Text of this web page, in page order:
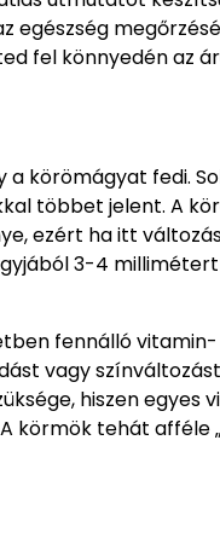
egészség
fel könnyedén az
körömágyat fedi.
többet jelent. A
ezért ha itt
3-4
fennálló
vagy
hiszen egyes
körmök tehát afféle